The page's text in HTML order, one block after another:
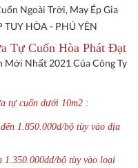
Ngoài Trời, May Ép Gia
TUY HÒA - PHÚ YÊN
Tự Cuốn Hòa Phát Đạt
Mới Nhất 2021 Của Công Ty
tự cuốn dưới 10m2 :
1.850.000d/bộ tùy vào địa
1.350.000dd/bộ tùy vào loại